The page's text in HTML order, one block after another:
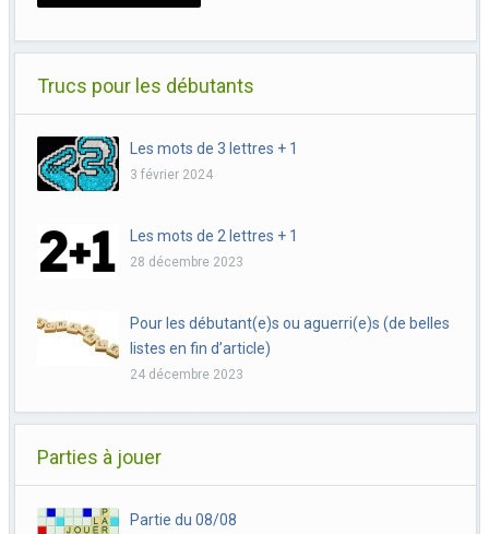
Trucs pour les débutants
Les mots de 3 lettres + 1
3 février 2024
Les mots de 2 lettres + 1
28 décembre 2023
Pour les débutant(e)s ou aguerri(e)s (de belles
listes en fin d’article)
24 décembre 2023
Parties à jouer
Partie du 08/08